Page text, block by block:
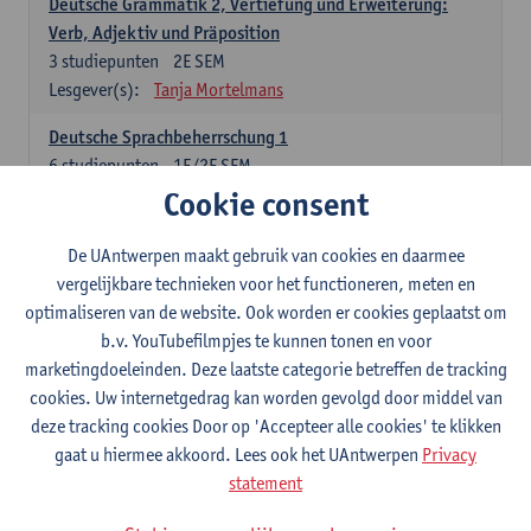
Verb, Adjektiv und Präposition
2E SEM
3 studiepunten
Lesgever(s):
Tanja Mortelmans
Deutsche Sprachbeherrschung 1
1E/2E SEM
6studiepunten
Tanja Mortelmans Alex Haider
Raum
1E/2E SEM
6 studiepunten
Lesgever(s):
Carola Strobl Alex Haider
Engels: verplichte opleidingsonderdelen
Advanced English Grammar for English Language
Professionals
1E/2E SEM
Lesgever(s):
Jim Ureel
Cookie consent
De UAntwerpen maakt gebruik van cookies en daarmee
vergelijkbare technieken voor het functioneren, meten en
optimaliseren van de website. Ook worden er cookies geplaatst om
b.v. YouTubefilmpjes te kunnen tonen en voor
marketingdoeleinden. Deze laatste categorie betreffen de tracking
cookies. Uw internetgedrag kan worden gevolgd door middel van
deze tracking cookies Door op 'Accepteer alle cookies' te klikken
gaat u hiermee akkoord. Lees ook het UAntwerpen Privacy
statement